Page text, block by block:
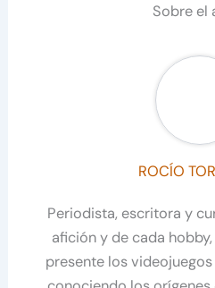
Sobre el
ROCÍO
Periodista, escritora y
afición y de cada
presente los